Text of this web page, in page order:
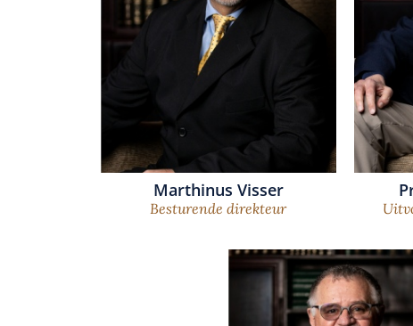
Marthinus Visser
Besturende direkteur